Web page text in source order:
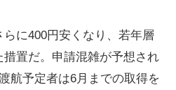
に400円安くなり、若年層
置だ。申請混雑が予想され
航予定者は6月までの取得を